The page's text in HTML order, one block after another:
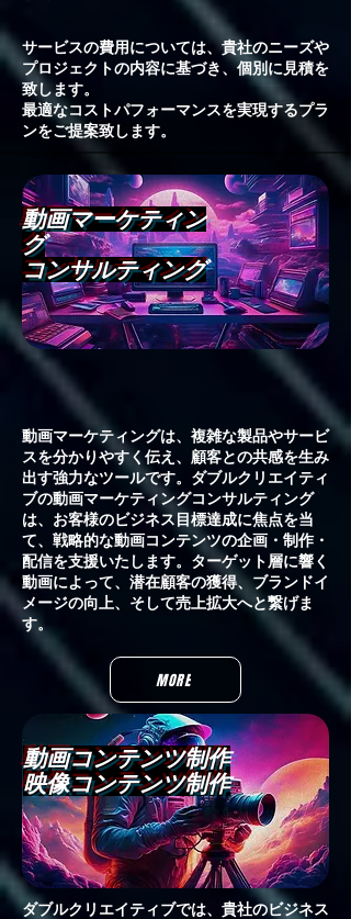
サービスの費用については、貴社のニーズや
プロジェクトの内容に基づき、個別に見積を
致します。
最適なコストパフォーマンスを実現するプラ
ンをご提案致します。
動画マーケティン
グ
コンサルティング
動画マーケティングは、複雑な製品やサービ
スを分かりやすく伝え、顧客との共感を生み
出す強力なツールです。ダブルクリエイティ
ブの動画マーケティングコンサルティング
は、お客様のビジネス目標達成に焦点を当
て、戦略的な動画コンテンツの企画・制作・
配信を支援いたします。ターゲット層に響く
動画によって、潜在顧客の獲得、ブランドイ
メージの向上、そして売上拡大へと繋げま
す。
MORE
動画コンテンツ制作
​映像コンテンツ制作
ダブルクリエイティブでは、貴社のビジネス